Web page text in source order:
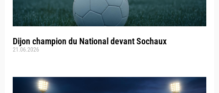
Dijon champion du National devant Sochaux
21.06.2026